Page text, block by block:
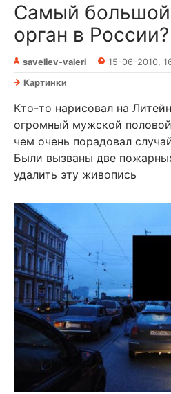
Самый
орган в России?
saveliev-valeri 15-06-2010,
Картинки
Кто-то нарисовал на
огромный мужской
чем очень порадовал
Были вызваны две
удалить эту живопись